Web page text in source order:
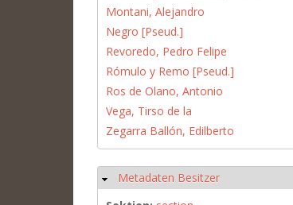
Montani, Alejandro
Negro [Pseud.]
Revoredo, Pedro Felipe
Rómulo y Remo [Pseud.]
Ros de Olano, Antonio
Vega, Tirso de la
Zegarra Ballón, Edilberto
Ausblenden
Metadaten Besitzer